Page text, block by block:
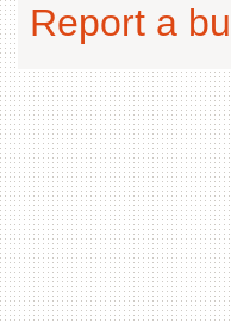
Report a